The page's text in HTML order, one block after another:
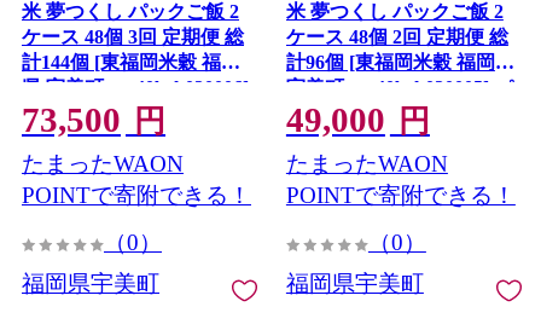
米 夢つくし パックご飯 2
ケース 48個 3回 定期便 総
計144個 [東福岡米穀 福岡
県 宇美町 um40beh030006]
パックごはん パックライ
ス 国産 米 レンジ 簡単 便
利 保存食 備蓄 ローリング
ストック ふるさと納税
73,500 円
たまったWAON
POINTで寄附できる！
（0）
福岡県宇美町
米 夢つくし パックご飯 2
ケース 48個 2回 定期便 総
計96個 [東福岡米穀 福岡県
宇美町 um40beh030005] パ
ックごはん パックライス
国産 米 レンジ 簡単 便利
保存食 備蓄 ローリングス
トック ふるさと納税
49,000 円
たまったWAON
POINTで寄附できる！
（0）
福岡県宇美町